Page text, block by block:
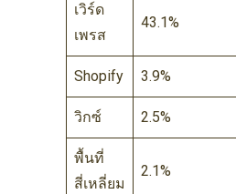
เวิร์ด
เพรส
43.1%
Shopify 3.9%
วิกซ์ 2.5%
พื้นที่
สี่เหลี่ยม
2.1%